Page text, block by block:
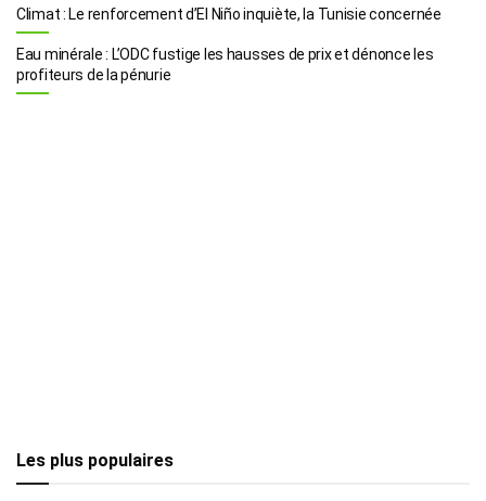
Climat : Le renforcement d’El Niño inquiète, la Tunisie concernée
Eau minérale : L’ODC fustige les hausses de prix et dénonce les
profiteurs de la pénurie
Les plus populaires